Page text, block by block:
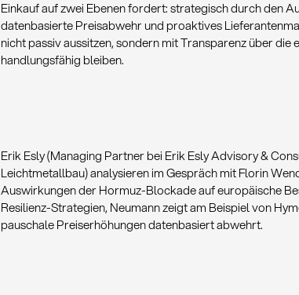
Einkauf auf zwei Ebenen fordert: strategisch durch den
datenbasierte Preisabwehr und proaktives
nicht passiv aussitzen, sondern mit Transparenz über
handlungsfähig bleiben.
Erik Esly (Managing Partner bei Erik Esly Advisory &
Leichtmetallbau) analysieren im Gespräch mit Florin
Auswirkungen der Hormuz-Blockade auf europäische
Resilienz-Strategien, Neumann zeigt am Beispiel von
pauschale Preiserhöhungen datenbasiert abwehrt.